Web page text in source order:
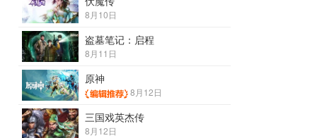
8月10日
盗墓笔记：启程
8月11日
原神
8月12日
三国戏英杰传
8月12日